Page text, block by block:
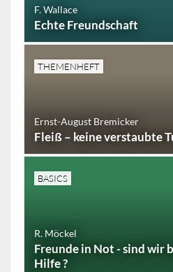
F. Wallace
Echte Freundschaft
THEMENHEFT
Ernst-August Bremicker
Fleiß – keine verstaubte
BASICS
R. Möckel
Freunde in Not - sind wir
Hilfe ?